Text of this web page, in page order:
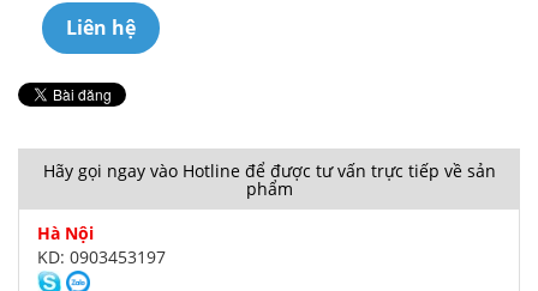
Liên hệ
Hãy gọi ngay vào Hotline để được tư vấn trực tiếp về sản
phẩm
Hà Nội
KD: 0903453197